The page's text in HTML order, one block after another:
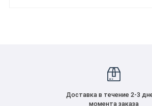
Доставка в течение 2-3
момента заказа